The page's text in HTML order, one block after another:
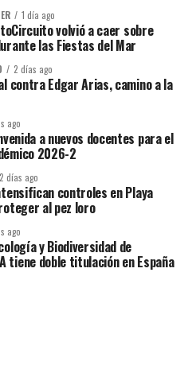
1 día ago
volvió a caer sobre
las Fiestas del Mar
2 días ago
contra Edgar Arias, camino a la
ago
a nuevos docentes para el
2026-2
2 días ago
controles en Playa
al pez loro
ago
y Biodiversidad de
tiene doble titulación en España